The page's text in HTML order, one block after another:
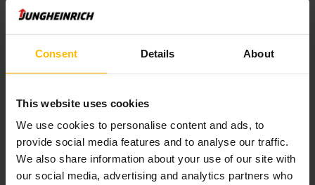
Consent Details About
This website uses cookies
We use cookies to personalise content and ads, to
provide social media features and to analyse our traffic.
We also share information about your use of our site with
our social media, advertising and analytics partners who
Maximálna bezpečnosť vo vašom sklade vďaka
manažmentu otrasov